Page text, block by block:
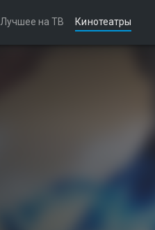
Лучшее на ТВ Кинотеатры